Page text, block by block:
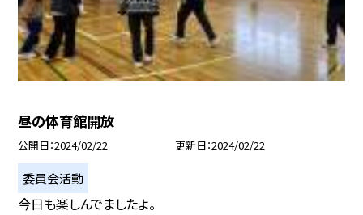
昼の体育館開放
公開日 2024/02/22 更新日 2024/02/22
委員会活動
今日も楽しんでましたよ。